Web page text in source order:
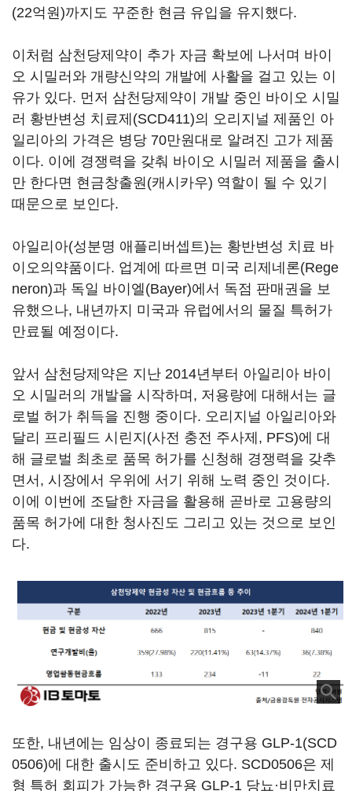
(22억원)까지도 꾸준한 현금 유입을 유지했다.
이처럼 삼천당제약이 추가 자금 확보에 나서며 바이
오 시밀러와 개량신약의 개발에 사활을 걸고 있는 이
유가 있다. 먼저 삼천당제약이 개발 중인 바이오 시밀
러 황반변성 치료제(SCD411)의 오리지널 제품인 아
일리아의 가격은 병당 70만원대로 알려진 고가 제품
이다. 이에 경쟁력을 갖춰 바이오 시밀러 제품을 출시
만 한다면 현금창출원(캐시카우) 역할이 될 수 있기
때문으로 보인다.
아일리아(성분명 애플리버셉트)는 황반변성 치료 바
이오의약품이다. 업계에 따르면 미국 리제네론(Rege
neron)과 독일 바이엘(Bayer)에서 독점 판매권을 보
유했으나, 내년까지 미국과 유럽에서의 물질 특허가
만료될 예정이다.
앞서 삼천당제약은 지난 2014년부터 아일리아 바이
오 시밀러의 개발을 시작하며, 저용량에 대해서는 글
로벌 허가 취득을 진행 중이다. 오리지널 아일리아와
달리 프리필드 시린지(사전 충전 주사제, PFS)에 대
해 글로벌 최초로 품목 허가를 신청해 경쟁력을 갖추
면서, 시장에서 우위에 서기 위해 노력 중인 것이다.
이에 이번에 조달한 자금을 활용해 곧바로 고용량의
품목 허가에 대한 청사진도 그리고 있는 것으로 보인
다.
또한, 내년에는 임상이 종료되는 경구용 GLP-1(SCD
0506)에 대한 출시도 준비하고 있다. SCD0506은 제
형 특허 회피가 가능한 경구용 GLP-1 당뇨·비만치료